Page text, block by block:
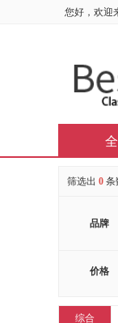
您好，欢迎
筛选出 0 条
品牌
价格
综合